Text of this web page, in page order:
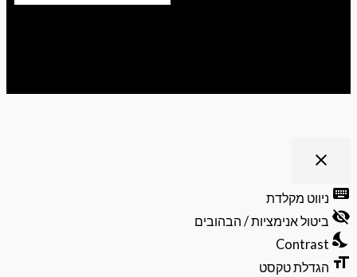
close
וסגירה
של
תפריט
הנגישות
ניווט מקלדת
ביטול אנימציות / הבהובים
Contrast
הגדלת טקסט